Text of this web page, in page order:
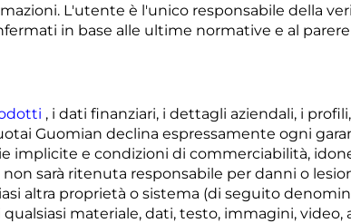
L'utente è l'unico responsabile della
in base alle ultime normative e al
, i dati finanziari, i dettagli aziendali, i
Guomian declina espressamente ogni
implicite e condizioni di commerciabilità,
sarà ritenuta responsabile per danni o
altra proprietà o sistema (di seguito
materiale, dati, testo, immagini, video,